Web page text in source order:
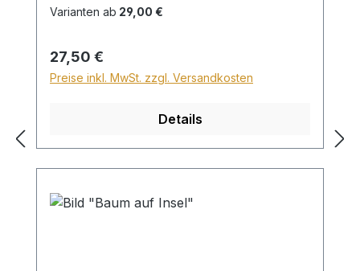
Zuschlag für Sperrgut in Höhe von
Ausland beträgt der Sperrgutzuschlag
30€.
Varianten ab 29,00 €
Regulärer Preis:
27,50 €
Preise inkl. MwSt. zzgl. Versandkosten
Details